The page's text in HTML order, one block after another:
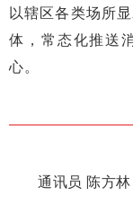
以辖区各类场所
体，常态化推送
心。
通讯员 陈方